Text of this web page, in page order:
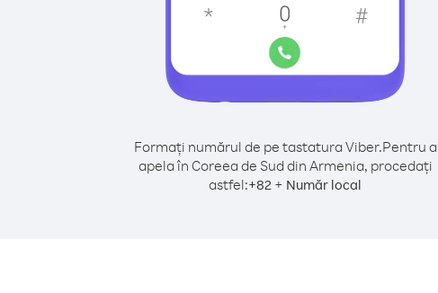
Formați numărul de pe tastatura Viber.Pentru a
apela în Coreea de Sud din Armenia, procedați
astfel:+82 + Număr local